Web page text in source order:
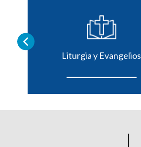
Liturgia y Evangelios